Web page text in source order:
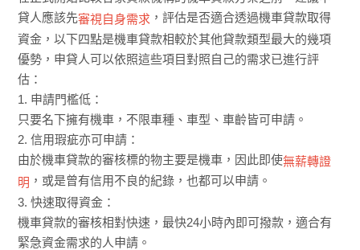
貸人應該先審視自身需求 ，評估是否適合透過機車貸款取得
資金，以下四點是機車貸款相較於其他貸款類型最大的幾項
優勢，申貸人可以依照這些項目對照自己的需求已進行評
估：
1. 申請門檻低：
只要名下擁有機車，不限車種、車型、車齡皆可申請。
2. 信用瑕疵亦可申請：
由於機車貸款的審核標的物主要是機車，因此即使無薪轉證
明 ，或是曾有信用不良的紀錄，也都可以申請。
3. 快速取得資金：
機車貸款的審核相對快速，最快24小時內即可撥款，適合有
緊急資金需求的人申請。